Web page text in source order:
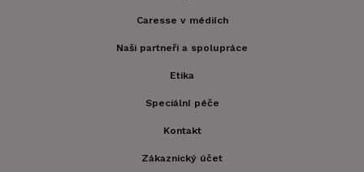
Caresse v médiích
Naši partneři a spolupráce
Etika
Speciální péče
Kontakt
Zákaznický účet